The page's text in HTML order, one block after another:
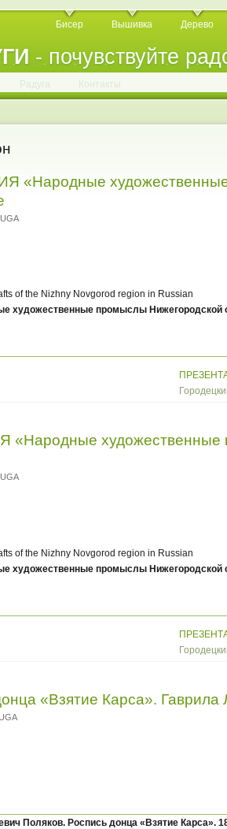
- почувствуйте
Бисер Вышивка Дерево
. . . . . . .
Радуга Контакты
«Народные
of the Nizhny Novgorod region in Russian
художественные промыслы Нижегородской
художественные
of the Nizhny Novgorod region in Russian
промыслы Нижегородской
«Взятие Карса». Гаврила
Поляков. Роспись донца «Взятие Карса».